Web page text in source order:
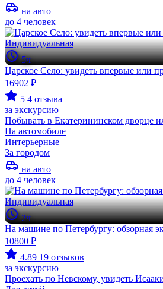
на авто
до 4 человек
Индивидуальная
5ч
Царское Село: увидеть впервые или
16902 ₽
5 4 отзыва
за экскурсию
Побывать в Екатерининском дворце
На автомобиле
Интерьерные
За городом
на авто
до 4 человек
Индивидуальная
2ч
На машине по Петербургу: обзорная
10800 ₽
4.89 19 отзывов
за экскурсию
Проехать по Невскому, увидеть